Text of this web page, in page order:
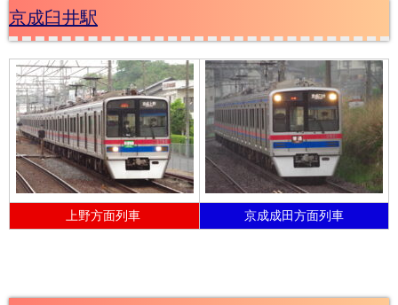
京成臼井駅
上野方面列車 京成成田方面列車